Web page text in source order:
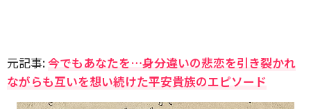
元記事:今でもあなたを…身分違いの悲恋を引き裂かれ
ながらも互いを想い続けた平安貴族のエピソード